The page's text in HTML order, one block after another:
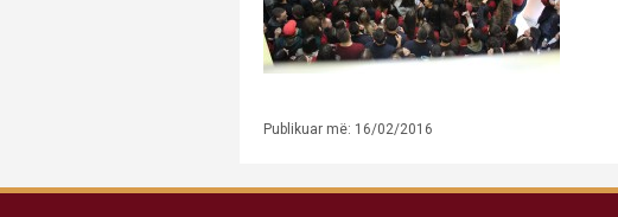
Publikuar më: 16/02/2016